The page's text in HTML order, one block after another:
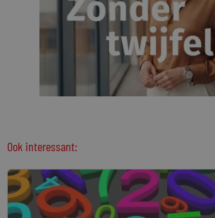
Ook interessant: